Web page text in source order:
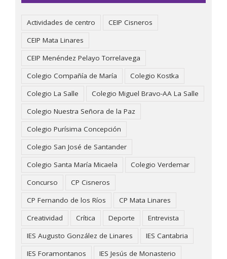
Actividades de centro
CEIP Cisneros
CEIP Mata Linares
CEIP Menéndez Pelayo Torrelavega
Colegio Compañía de María
Colegio Kostka
Colegio La Salle
Colegio Miguel Bravo-AA La Salle
Colegio Nuestra Señora de la Paz
Colegio Purísima Concepción
Colegio San José de Santander
Colegio Santa María Micaela
Colegio Verdemar
Concurso
CP Cisneros
CP Fernando de los Ríos
CP Mata Linares
Creatividad
Crítica Deporte
Entrevista
IES Augusto González de Linares
IES Cantabria
IES Foramontanos
IES Jesús de Monasterio